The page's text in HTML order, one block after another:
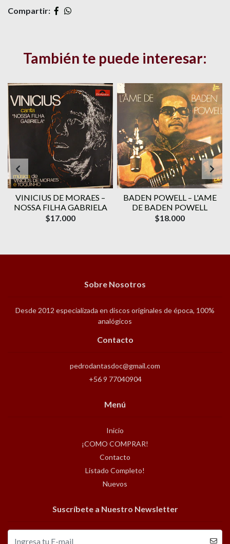
Compartir:
También te puede interesar:
VINICIUS DE MORAES ‎–
NOSSA FILHA GABRIELA
$17.000
BADEN POWELL ‎– L'AME
DE BADEN POWELL
$18.000
Sobre Nosotros
Desde 2012 especializada en discos originales de época, 100%
analógicos
Contacto
pedrodantasdoc@gmail.com
+56 9 77040904
Menú
Inicio
¡COMO COMPRAR!
Contacto
Listado Completo!
Nuevos
Suscríbete a Nuestro Newsletter